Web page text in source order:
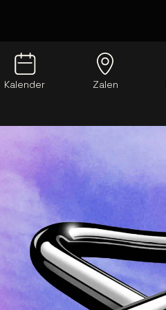
Kalender Zalen